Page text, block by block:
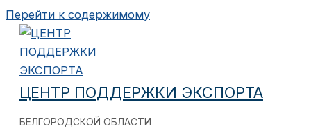
Перейти к содержимому
ЦЕНТР ПОДДЕРЖКИ ЭКСПОРТА
БЕЛГОРОДСКОЙ ОБЛАСТИ